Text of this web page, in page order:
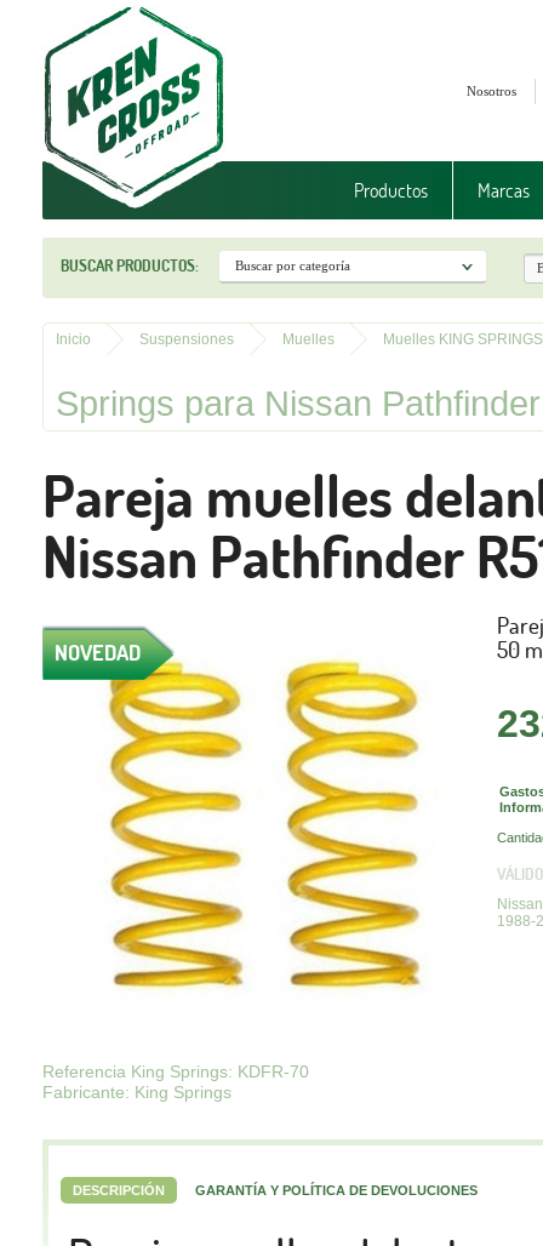
Nosotros
Productos Marcas
BUSCAR PRODUCTOS:
Inicio Suspensiones Muelles Muelles KING SPRINGS
Springs para Nissan
Pareja muelles
Nissan Pathfinder
NOVEDAD
Referencia King Springs: KDFR-70
Fabricante: King Springs
50
1988-
DESCRIPCIÓN GARANTÍA Y POLÍTICA DE DEVOLUCIONES